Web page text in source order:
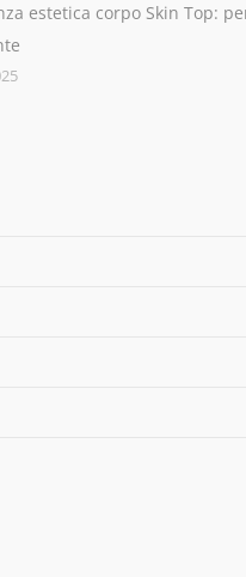
estetica corpo Skin Top: